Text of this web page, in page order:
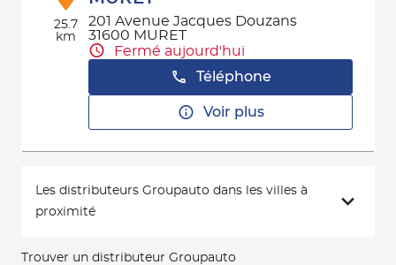
25.7
km
201 Avenue Jacques Douzans
31600 MURET
Fermé aujourd'hui
Téléphone
Voir plus
Les distributeurs Groupauto dans les villes à
proximité
Trouver un distributeur Groupauto